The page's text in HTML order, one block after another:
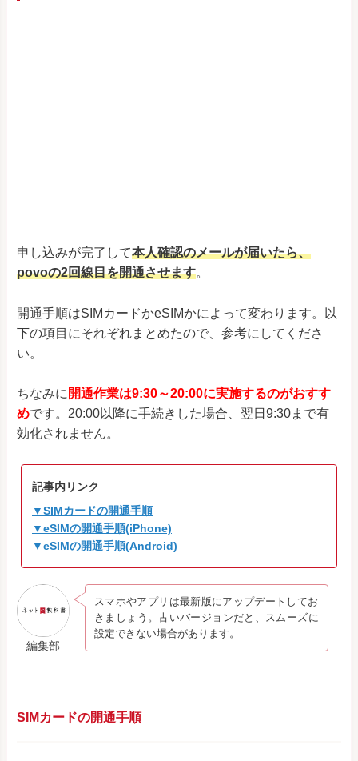
申し込みが完了して本人確認のメールが届いたら、
povoの2回線目を開通させます。
開通手順はSIMカードかeSIMかによって変わります。以
下の項目にそれぞれまとめたので、参考にしてくださ
い。
ちなみに開通作業は9:30～20:00に実施するのがおすす
めです。20:00以降に手続きした場合、翌日9:30まで有
効化されません。
記事内リンク
▼SIMカードの開通手順
▼eSIMの開通手順(iPhone)
▼eSIMの開通手順(Android)
編集部
スマホやアプリは最新版にアップデートしてお
きましょう。古いバージョンだと、スムーズに
設定できない場合があります。
SIMカードの開通手順